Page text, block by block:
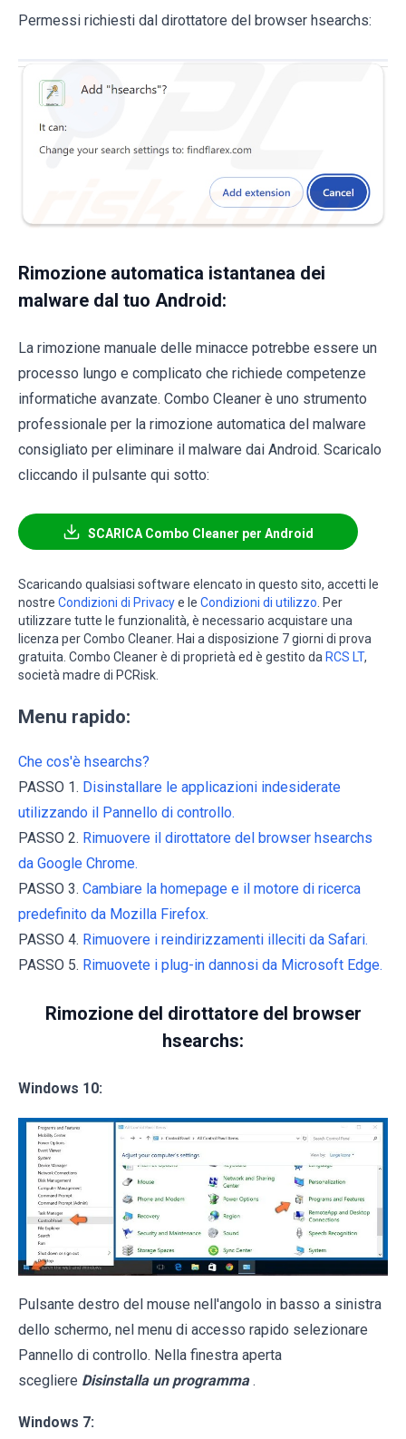
Permessi richiesti dal dirottatore del browser hsearchs:
Rimozione automatica istantanea dei
malware dal tuo Android:
La rimozione manuale delle minacce potrebbe essere un
processo lungo e complicato che richiede competenze
informatiche avanzate. Combo Cleaner è uno strumento
professionale per la rimozione automatica del malware
consigliato per eliminare il malware dai Android. Scaricalo
cliccando il pulsante qui sotto:
SCARICA Combo Cleaner per Android
Scaricando qualsiasi software elencato in questo sito, accetti le
nostre Condizioni di Privacye le Condizioni di utilizzo . Per
utilizzare tutte le funzionalità, è necessario acquistare una
licenza per Combo Cleaner. Hai a disposizione 7 giorni di prova
gratuita. Combo Cleaner è di proprietà ed è gestito da RCS LT,
società madre di PCRisk.
Menu rapido:
Che cos'è hsearchs?
PASSO 1. Disinstallare le applicazioni indesiderate
utilizzando il Pannello di controllo.
PASSO 2. Rimuovere il dirottatore del browser hsearchs
da Google Chrome.
PASSO 3. Cambiare la homepage e il motore di ricerca
predefinito da Mozilla Firefox.
PASSO 4. Rimuovere i reindirizzamenti illeciti da Safari.
PASSO 5. Rimuovete i plug-in dannosi da Microsoft Edge.
Rimozione del dirottatore del browser
hsearchs:
Windows 10:
Pulsante destro del mouse nell'angolo in basso a sinistra
dello schermo, nel menu di accesso rapido selezionare
Pannello di controllo. Nella finestra aperta
scegliere Disinstalla un programma .
Windows 7: